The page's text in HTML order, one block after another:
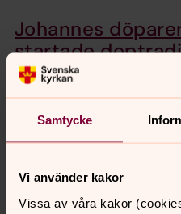
Samtycke
Vi använder kakor
Vissa av våra kakor
Johannes
startade
halshöggs
Kyrkogårdarna
framtiden